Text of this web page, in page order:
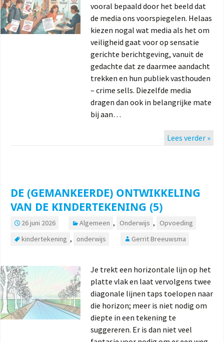
vooral bepaald door het beeld dat
de media ons voorspiegelen. Helaas
kiezen nogal wat media als het om
veiligheid gaat voor op sensatie
gerichte berichtgeving, vanuit de
gedachte dat ze daarmee aandacht
trekken en hun publiek vasthouden
– crime sells. Diezelfde media
dragen dan ook in belangrijke mate
bij aan…
Lees verder »
DE (GEMANKEERDE) ONTWIKKELING
VAN DE KINDERTEKENING (5)
26 juni 2026 Algemeen , Onderwijs ,
Opvoeding
kindertekening , onderwijs Gerrit Breeuwsma
Je trekt een horizontale lijn op het
platte vlak en laat vervolgens twee
diagonale lijnen taps toelopen naar
die horizon; meer is niet nodig om
diepte in een tekening te
suggereren. Er is dan niet veel